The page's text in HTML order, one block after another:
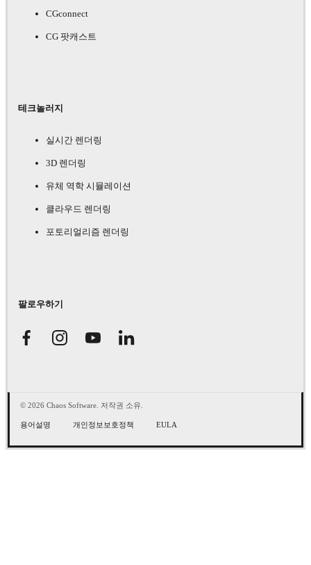
CGconnect
CG 팟캐스트
테크놀러지
실시간 렌더링
3D 렌더링
유체 역학 시뮬레이션
클라우드 렌더링
포토리얼리즘 렌더링
팔로우하기
© 2026 Chaos Software. 저작권 소유.
용어설명 개인정보보호정책 EULA